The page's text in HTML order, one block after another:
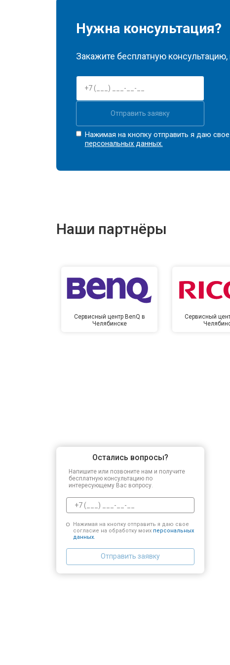
Нужна консультация?
Закажите бесплатную
Отправить заявку
Нажимая на кнопку отправить я даю
персональных данных.
Наши партнёры
Сервисный центр BenQ в
Челябинске
Сервисный
Остались вопросы?
Напишите или позвоните нам и получите
бесплатную консультацию по
интересующему Вас вопросу.
Нажимая на кнопку отправить я даю свое
согласие на обработку моих персональных
данных.
Отправить заявку